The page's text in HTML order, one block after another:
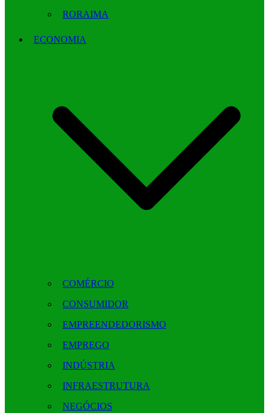
RORAIMA
ECONOMIA
COMÉRCIO
CONSUMIDOR
EMPREENDEDORISMO
EMPREGO
INDÚSTRIA
INFRAESTRUTURA
NEGÓCIOS